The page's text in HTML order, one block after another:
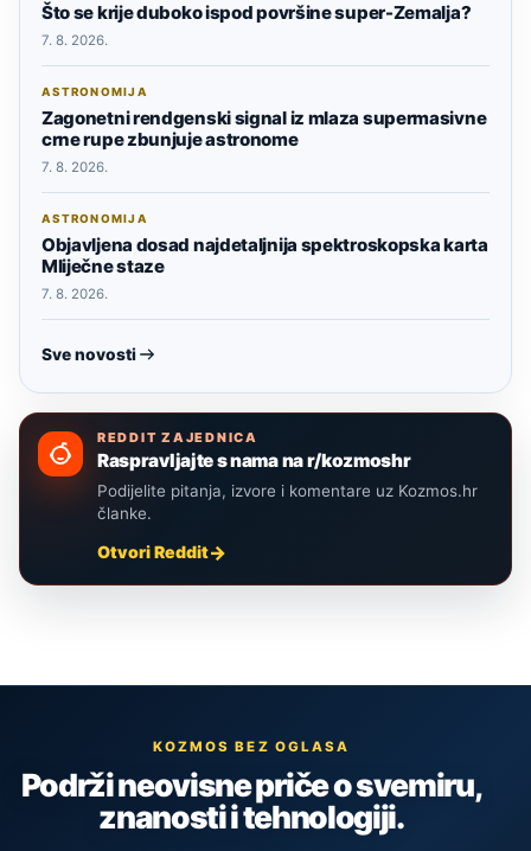
Što se krije duboko ispod površine super-Zemalja?
7. 8. 2026.
ASTRONOMIJA
Zagonetni rendgenski signal iz mlaza supermasivne
crne rupe zbunjuje astronome
7. 8. 2026.
ASTRONOMIJA
Objavljena dosad najdetaljnija spektroskopska karta
Mliječne staze
7. 8. 2026.
Sve novosti
REDDIT ZAJEDNICA
Raspravljajte s nama na r/kozmoshr
Podijelite pitanja, izvore i komentare uz Kozmos.hr
članke.
Otvori Reddit
KOZMOS BEZ OGLASA
Podrži neovisne priče o svemiru,
znanosti i tehnologiji.